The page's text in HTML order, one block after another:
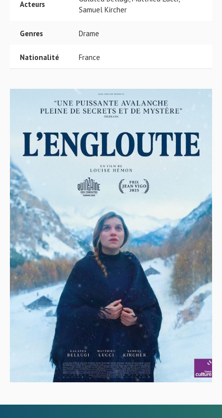
Acteurs
Samuel Kircher
Genres Drame
Nationalité France